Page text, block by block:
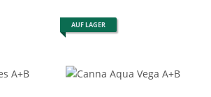
AUF LAGER